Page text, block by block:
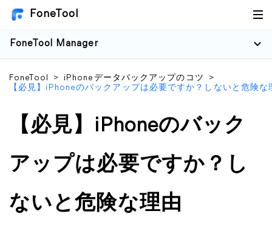
FoneTool
FoneTool Manager
FoneTool > iPhoneデータバックアップのコツ
>
【必見】iPhoneのバックアップは必要ですか？しないと危険な
【必見】iPhoneのバック
アップは必要ですか？し
ないと危険な理由